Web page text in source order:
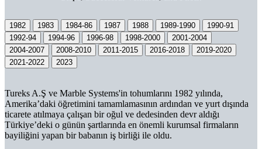
1982 1983 1984-86 1987 1988 1989-1990
1990-91
1992-94
1994-96 1996-98 1998-2000
2001-2004
2004-2007
2008-2010 2011-2015 2016-2018
2019-2020
2021-2022
2023
Tureks A.Ş ve Marble Systems'in tohumlarını 1982 yılında,
Amerika’daki öğretimini tamamlamasının ardından ve yurt dışında
ticarete atılmaya çalışan bir oğul ve dedesinden devr aldığı
Türkiye’deki o günün şartlarında en önemli kurumsal firmaların
bayiliğini yapan bir babanın iş birliği ile oldu.